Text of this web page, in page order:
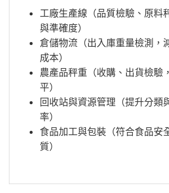
工廠生產線（品質檢驗、原料
與準確度）
倉儲物流（出入庫重量檢測，
成本）
農產品秤重（收購、出貨檢驗
平）
回收站與資源管理（提升分類
率）
食品加工與包裝（符合食品安
質）